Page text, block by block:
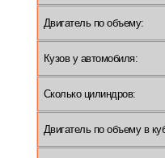
Двигатель по объему:
Кузов у автомобиля:
Сколько цилиндров:
Двигатель по объему в